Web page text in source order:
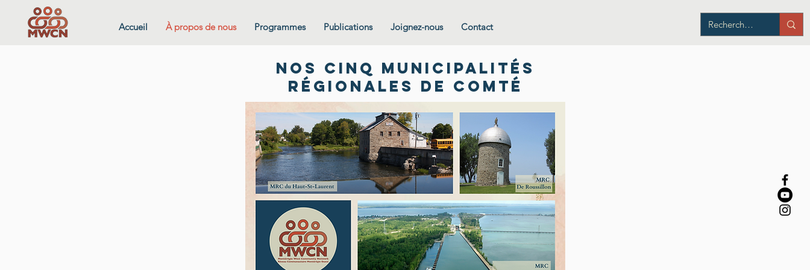
Accueil À propos de nous Programmes Publications Joignez-nous Contact
Nos cinq municipalités
régionales de comté